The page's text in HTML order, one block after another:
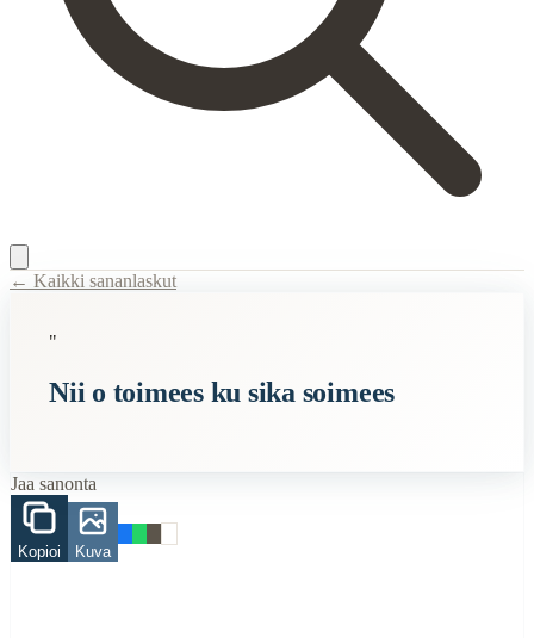
Semantic Themes
Related Topics
sika
← Kaikki sananlaskut
"
Nii o toimees ku sika soimees
Jaa sanonta
Kopioi Kuva